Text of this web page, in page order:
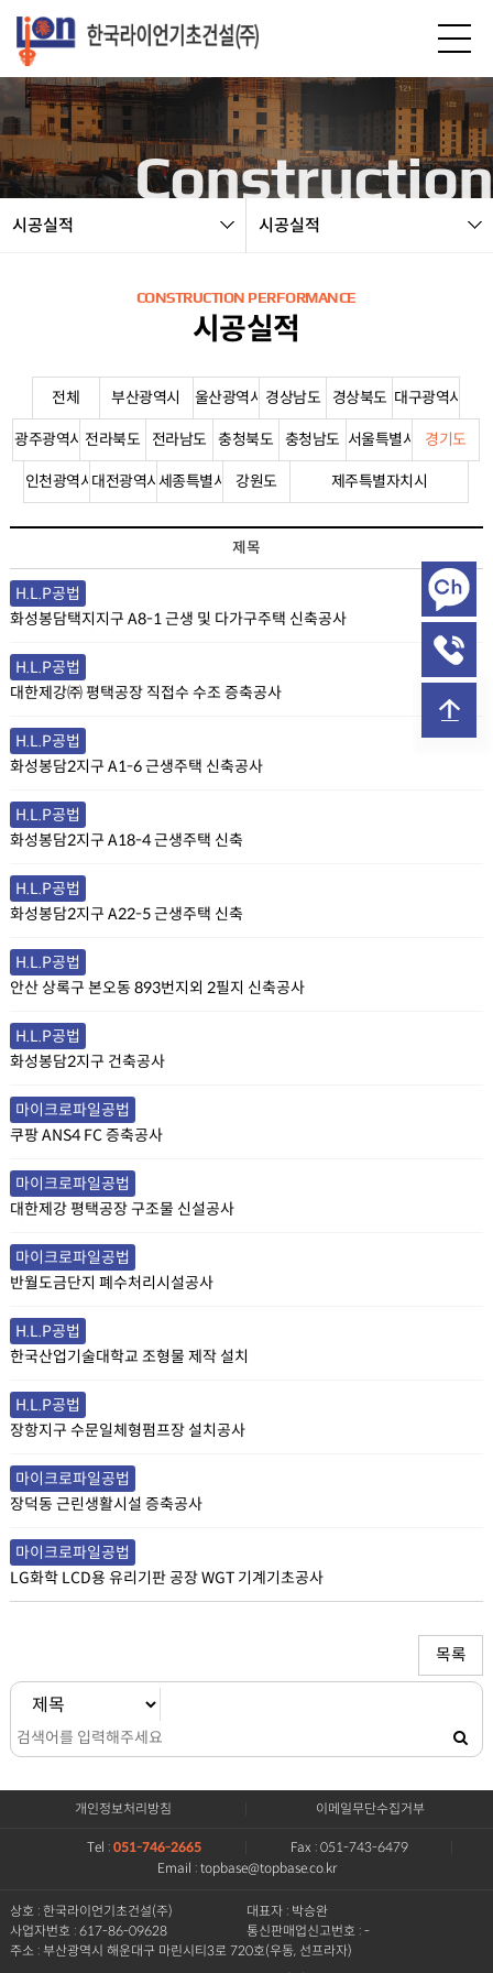
Construction
시공실적 시공실적
CONSTRUCTION PERFORMANCE
시공실적
전체 부산광역시 울산광역시 경상남도 경상북도 대구광역시
광주광역시 전라북도 전라남도 충청북도 충청남도 서울특별시 경기도
인천광역시대전광역시세종특별시 강원도 제주특별자치시
제목
H.L.P공법
화성봉담택지지구 A8-1 근생 및 다가구주택 신축공사
H.L.P공법
대한제강㈜ 평택공장 직접수 수조 증축공사
H.L.P공법
화성봉담2지구 A1-6 근생주택 신축공사
H.L.P공법
화성봉담2지구 A18-4 근생주택 신축
H.L.P공법
화성봉담2지구 A22-5 근생주택 신축
H.L.P공법
안산 상록구 본오동 893번지외 2필지 신축공사
H.L.P공법
화성봉담2지구 건축공사
마이크로파일공법
쿠팡 ANS4 FC 증축공사
마이크로파일공법
대한제강 평택공장 구조물 신설공사
마이크로파일공법
반월도금단지 폐수처리시설공사
H.L.P공법
한국산업기술대학교 조형물 제작 설치
H.L.P공법
장항지구 수문일체형펌프장 설치공사
마이크로파일공법
장덕동 근린생활시설 증축공사
마이크로파일공법
LG화학 LCD용 유리기판 공장 WGT 기계기초공사
목록
개인정보처리방침 이메일무단수집거부
Tel : 051-746-2665
Fax : 051-743-6479
Email : topbase@topbase.co.kr
상호 : 한국라이언기초건설(주)
대표자 : 박승완
사업자번호 : 617-86-09628
통신판매업신고번호 : -
주소 : 부산광역시 해운대구 마린시티3로 720호(우동, 선프라자)